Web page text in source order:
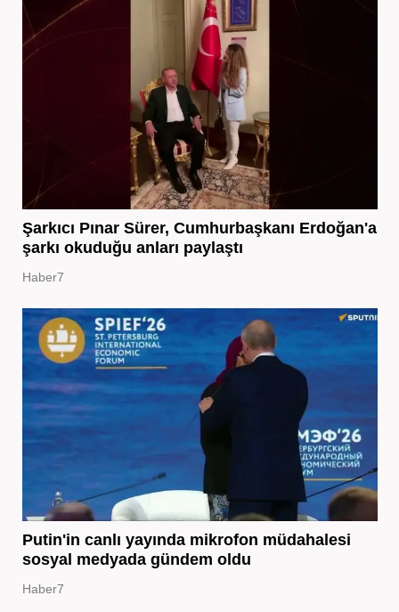
Şarkıcı Pınar Sürer, Cumhurbaşkanı Erdoğan'a
şarkı okuduğu anları paylaştı
Haber7
Putin'in canlı yayında mikrofon müdahalesi
sosyal medyada gündem oldu
Haber7